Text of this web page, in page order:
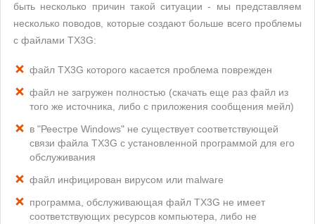
быть несколько причин такой ситуации - мы представляем
несколько поводов, которые создают больше всего проблемы
с файлами TX3G:
файл TX3G которого касается проблема поврежден
файл не загружен полностью (скачать еще раз файл из
того же источника, либо с приложения сообщения мейл)
в "Реестре Windows" не существует соответствующей
связи файла TX3G с установленной программой для его
обслуживания
файл инфицирован вирусом или malware
программа, обслуживающая файл TX3G не имеет
соответствующих ресурсов компьютера, либо не